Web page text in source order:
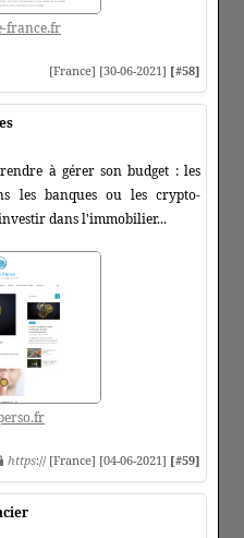
france.fr
[France] [30-06-2021] [#58]
à gérer son budget : les
les banques ou les crypto-
dans l'immobilier...
https:// [France] [04-06-2021] [#59]